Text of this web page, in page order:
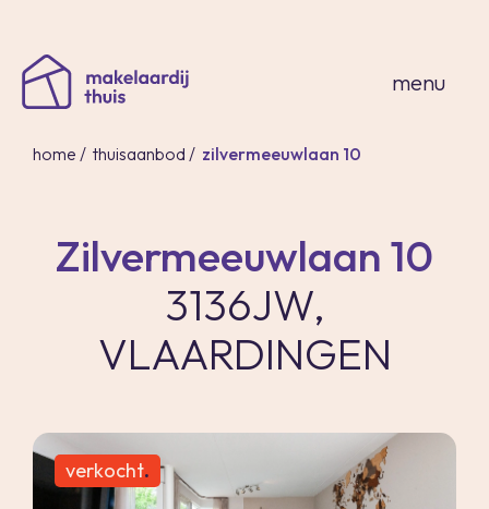
menu
sluiten
home
thuisaanbod
over ons
contact
home / thuisaanbod / zilvermeeuwlaan 10
Zilvermeeuwlaan 10
3136JW,
VLAARDINGEN
verkocht.